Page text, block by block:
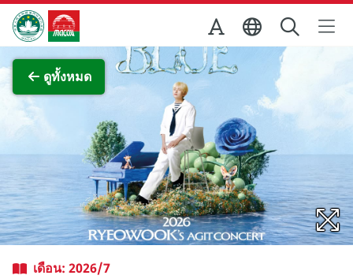
Skip to Main Content
สำนักงานการท่องเที่ยวของรัฐบาลมาเก๊า
ดูทั้งหมด
ภาพขยาย
เดือน: 2026/7